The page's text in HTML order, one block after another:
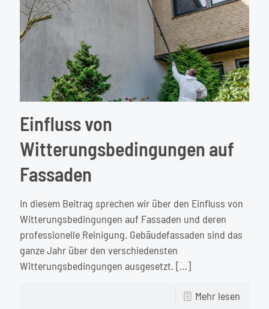
Meter
Höhe
Einfluss von
Witterungsbedingungen auf
Fassaden
In diesem Beitrag sprechen wir über den Einfluss von
Witterungsbedingungen auf Fassaden und deren
professionelle Reinigung. Gebäudefassaden sind das
ganze Jahr über den verschiedensten
Witterungsbedingungen ausgesetzt. […]
Mehr lesen